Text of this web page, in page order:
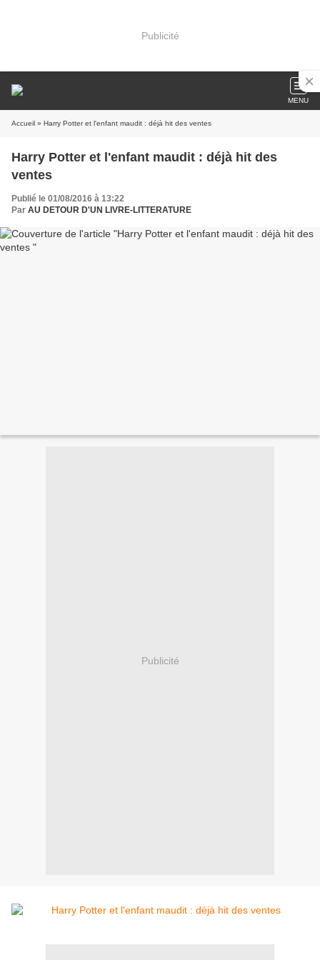
Publicité
MENU
Accueil » Harry Potter et l'enfant maudit : déjà hit des ventes
Harry Potter et l'enfant maudit : déjà hit des
ventes
Publié le 01/08/2016 à 13:22
Par AU DETOUR D'UN LIVRE-LITTERATURE
Publicité